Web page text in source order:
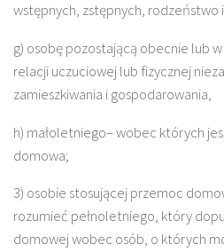
wstępnych, zstępnych, rodzeństwo
g) osobę pozostającą obecnie lub w
relacji uczuciowej lub fizycznej
zamieszkiwania i gospodarowania,
h) małoletniego– wobec których
domowa;
3) osobie stosującej przemoc
rozumieć pełnoletniego, który
domowej wobec osób, o których